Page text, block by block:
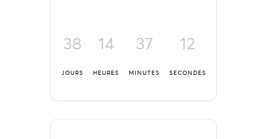
38
JOURS
14
HEURES
37
MINUTES
12
SECONDES